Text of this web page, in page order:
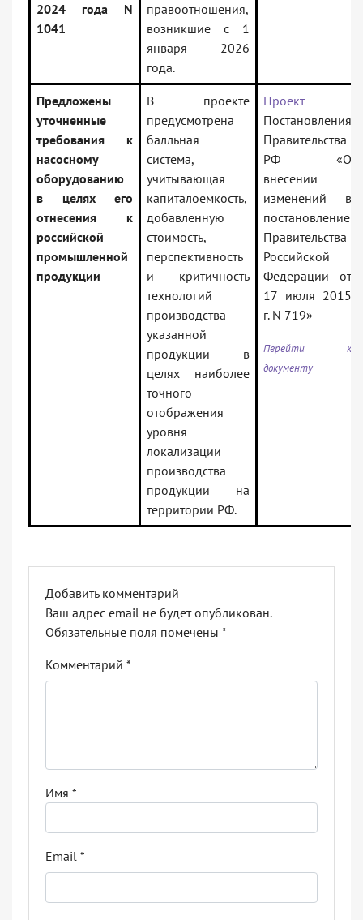
2024 года N
1041
правоотношения,
возникшие с 1
января 2026
года.
Предложены
уточненные
требования к
насосному
оборудованию
в целях его
отнесения к
российской
промышленной
продукции
В проекте
предусмотрена
балльная
система,
учитывающая
капиталоемкость,
добавленную
стоимость,
перспективность
и критичность
технологий
производства
указанной
продукции в
целях наиболее
точного
отображения
уровня
локализации
производства
продукции на
территории РФ.
Проект
Постановления
Правительства
РФ «О
внесении
изменений в
постановление
Правительства
Российской
Федерации от
17 июля 2015
г. N 719»
Перейти к
документу
Добавить комментарий
Ваш адрес email не будет опубликован.
Обязательные поля помечены *
Комментарий *
Имя *
Email *